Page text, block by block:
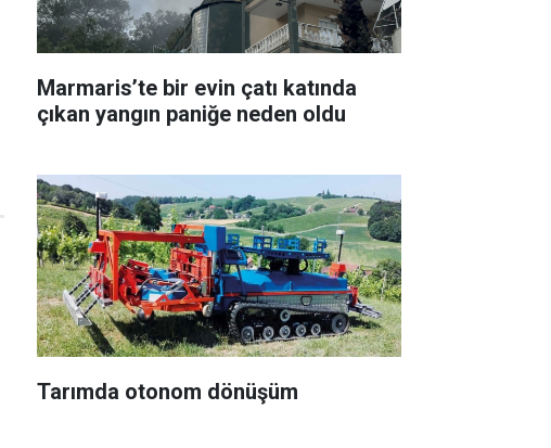
Marmaris’te bir evin çatı katında
çıkan yangın paniğe neden oldu
Tarımda otonom dönüşüm